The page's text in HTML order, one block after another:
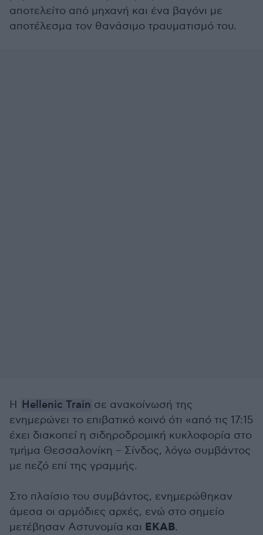
αποτελείτο από μηχανή και ένα βαγόνι με
αποτέλεσμα τον θανάσιμο τραυματισμό του.
Η Hellenic Train σε ανακοίνωσή της
ενημερώνει το επιβατικό κοινό ότι «από τις 17:15
έχει διακοπεί η σιδηροδρομική κυκλοφορία στο
τμήμα Θεσσαλονίκη – Σίνδος, λόγω συμβάντος
με πεζό επί της γραμμής.
Στο πλαίσιο του συμβάντος, ενημερώθηκαν
άμεσα οι αρμόδιες αρχές, ενώ στο σημείο
μετέβησαν Αστυνομία και ΕΚΑΒ.